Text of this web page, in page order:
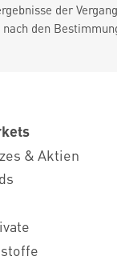
der
den
& Aktien